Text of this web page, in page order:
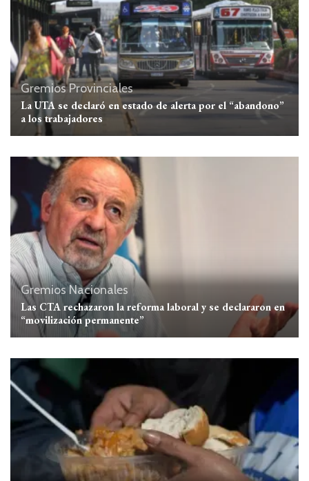
Gremios Provinciales
La UTA se declaró en estado de alerta por el “abandono”
a los trabajadores
Gremios Nacionales
Las CTA rechazaron la reforma laboral y se declararon en
“movilización permanente”